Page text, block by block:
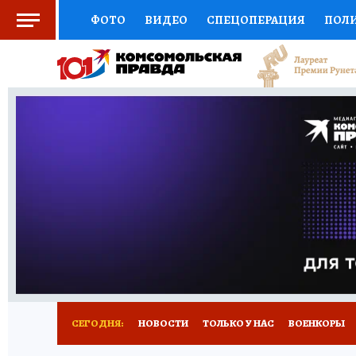
ФОТО ВИДЕО СПЕЦОПЕРАЦИЯ
СОЦПОДДЕРЖКА НАУКА СПОРТ
ВЫБОР ЭКСПЕРТОВ ДОКТОР
ПРОГНОЗЫ НА СПОРТ
НОВОЕ
СЕГОДНЯ: НОВОСТИ ТОЛЬКО У НАС ВОЕНКОРЫ